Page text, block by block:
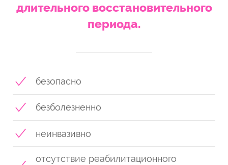
длительного восстановительного
периода.
безопасно
безболезненно
неинвазивно
отсутствие реабилитационного